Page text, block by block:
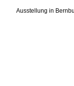
Ausstellung in